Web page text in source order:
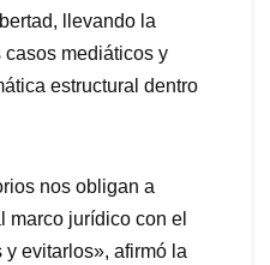
llevando la
mediáticos y
estructural dentro
nos obligan a
marco jurídico con el
evitarlos», afirmó la